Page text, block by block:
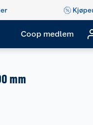
Coop medlem
mm